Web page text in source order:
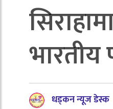
भारतीय
धड्कन न्यूज डेस्क